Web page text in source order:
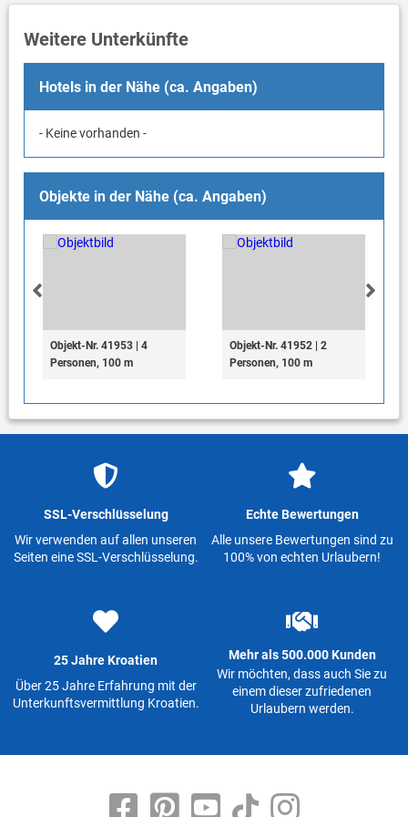
Weitere Unterkünfte
Hotels in der Nähe (ca. Angaben)
- Keine vorhanden -
Objekte in der Nähe (ca. Angaben)
Objekt-Nr. 41953 | 4
Personen, 100 m
Objekt-Nr. 41952 | 2
Personen, 100 m
SSL-Verschlüsselung
Wir verwenden auf allen unseren
Seiten eine SSL-Verschlüsselung.
Echte Bewertungen
Alle unsere Bewertungen sind zu
100% von echten Urlaubern!
25 Jahre Kroatien
Über 25 Jahre Erfahrung mit der
Unterkunftsvermittlung Kroatien.
Mehr als 500.000 Kunden
Wir möchten, dass auch Sie zu
einem dieser zufriedenen
Urlaubern werden.